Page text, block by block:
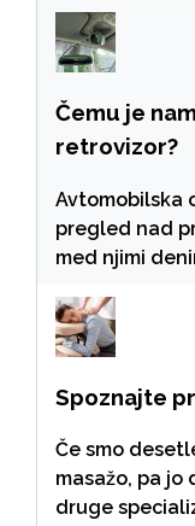
Čemu je
retrovizor?
Avtomobilska
pregled nad
med njimi
Spoznajte
Če smo
masažo, pa
druge